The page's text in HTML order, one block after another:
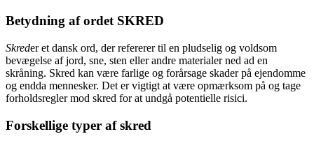
Betydning af ordet SKRED
Skreder et dansk ord, der refererer til en pludselig og voldsom
bevægelse af jord, sne, sten eller andre materialer ned ad en
skråning. Skred kan være farlige og forårsage skader på ejendomme
og endda mennesker. Det er vigtigt at være opmærksom på og tage
forholdsregler mod skred for at undgå potentielle risici.
Forskellige typer af skred